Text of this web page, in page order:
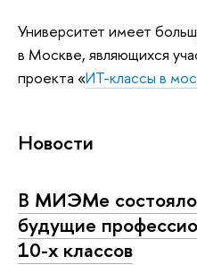
Университет имеет
в Москве, являющихся
проекта «ИТ-классы в
Новости
В МИЭМе
будущие
10-х классов